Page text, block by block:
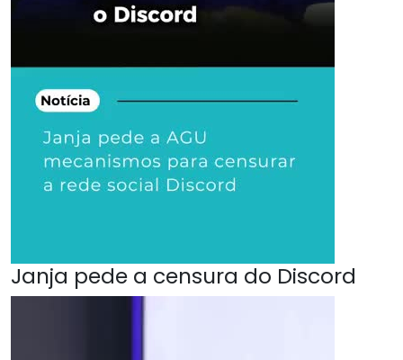
Janja pede a censura do Discord